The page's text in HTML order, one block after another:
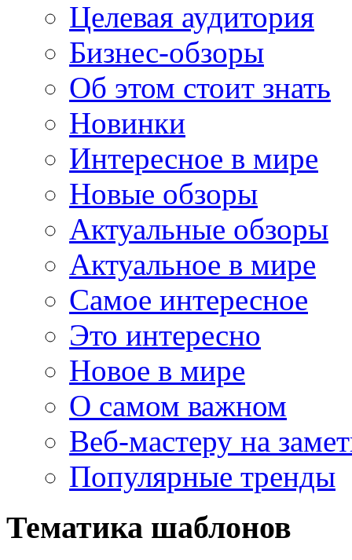
Целевая аудитория
Бизнес-обзоры
Об этом стоит знать
Новинки
Интересное в мире
Новые обзоры
Актуальные обзоры
Актуальное в мире
Самое интересное
Это интересно
Новое в мире
О самом важном
Веб-мастеру на
Популярные тренды
Тематика шаблонов